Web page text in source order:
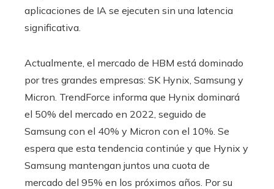
aplicaciones de IA se ejecuten sin una latencia
significativa.
Actualmente, el mercado de HBM está dominado
por tres grandes empresas: SK Hynix, Samsung y
Micron. TrendForce informa que Hynix dominará
el 50% del mercado en 2022, seguido de
Samsung con el 40% y Micron con el 10%. Se
espera que esta tendencia continúe y que Hynix y
Samsung mantengan juntos una cuota de
mercado del 95% en los próximos años. Por su